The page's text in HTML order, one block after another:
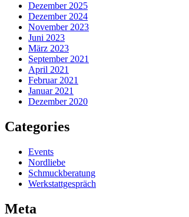
Dezember 2025
Dezember 2024
November 2023
Juni 2023
März 2023
September 2021
April 2021
Februar 2021
Januar 2021
Dezember 2020
Categories
Events
Nordliebe
Schmuckberatung
Werkstattgespräch
Meta